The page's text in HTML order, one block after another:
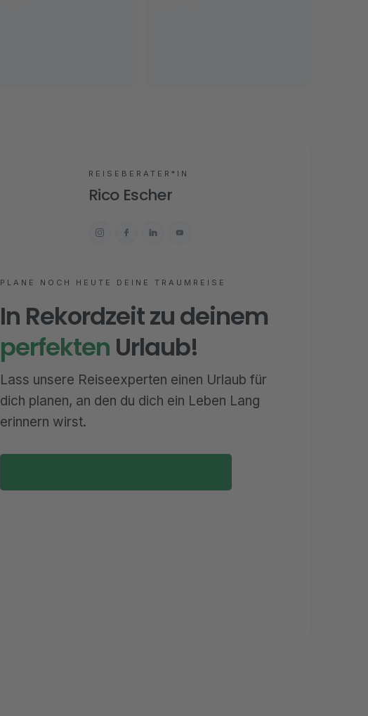
REISEBERATER*IN
Rico Escher
PLANE NOCH HEUTE DEINE TRAUMREISE
In Rekordzeit zu deinem
perfekten Urlaub!
Lass unsere Reiseexperten einen Urlaub für
dich planen, an den du dich ein Leben Lang
erinnern wirst.